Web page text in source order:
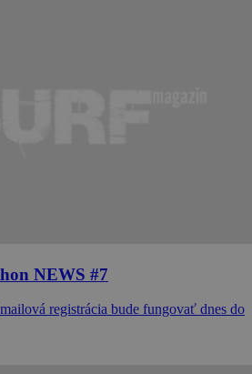
NEWS #7
registrácia bude fungovať dnes do